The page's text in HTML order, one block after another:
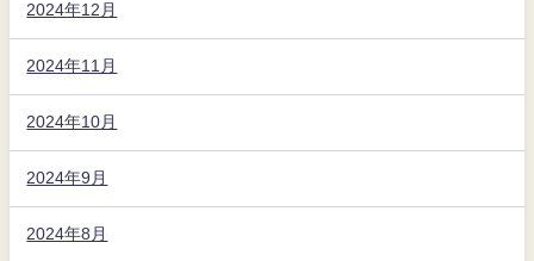
2024年12月
2024年11月
2024年10月
2024年9月
2024年8月